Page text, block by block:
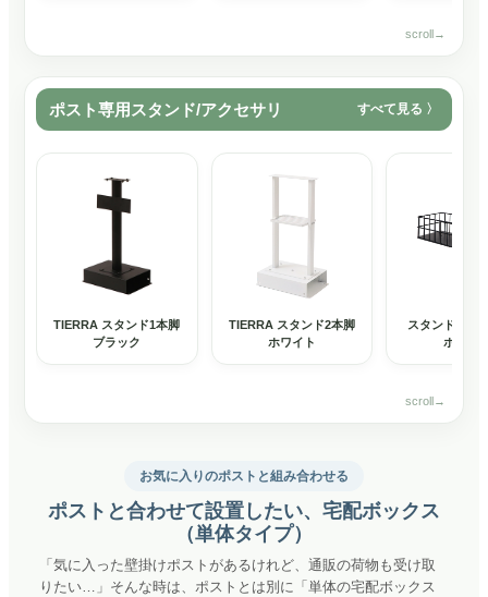
ポスト専用スタンド/アクセサリ すべて見る
TIERRA スタンド1本脚
ブラック
TIERRA スタンド2本脚
ホワイト
スタンドポス
ホワイ
お気に入りのポストと組み合わせる
ポストと合わせて設置したい、宅配ボックス
（単体タイプ）
「気に入った壁掛けポストがあるけれど、通販の荷物も受け取
りたい…」そんな時は、ポストとは別に「単体の宅配ボックス